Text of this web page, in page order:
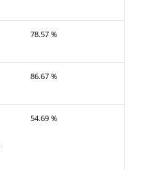
78.57 %
86.67 %
54.69 %